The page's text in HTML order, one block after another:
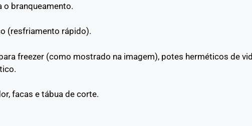
o branqueamento.
(resfriamento rápido).
freezer (como mostrado na imagem), potes herméticos de
facas e tábua de corte.